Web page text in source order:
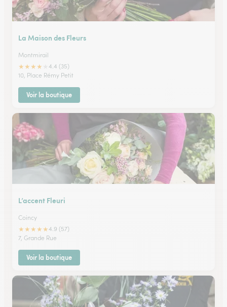
La Maison des Fleurs
Montmirail
★★★★
4.4 (35)
10, Place Rémy Petit
Voir la boutique
L’accent Fleuri
Coincy
★★★★★4.9 (57)
7, Grande Rue
Voir la boutique